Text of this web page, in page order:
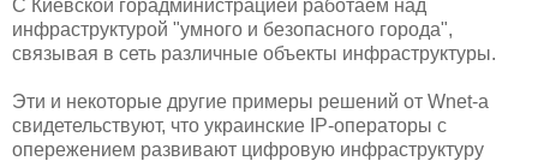
С Киевской горадминистрацией работаем над
инфраструктурой "умного и безопасного города",
связывая в сеть различные объекты инфраструктуры.
Эти и некоторые другие примеры решений от Wnet-a
свидетельствуют, что украинские IP-операторы с
опережением развивают цифровую инфраструктуру